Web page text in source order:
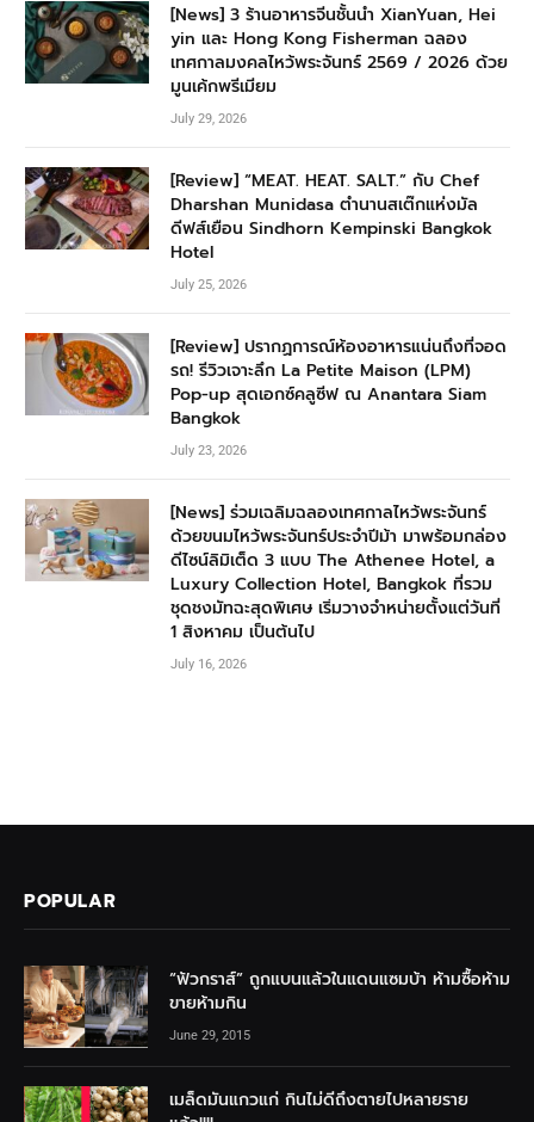
[News] 3 ร้านอาหารจีนชั้นนำ XianYuan, Hei
yin และ Hong Kong Fisherman ฉลอง
เทศกาลมงคลไหว้พระจันทร์ 2569 / 2026 ด้วย
มูนเค้กพรีเมียม
July 29, 2026
[Review] “MEAT. HEAT. SALT.” กับ Chef
Dharshan Munidasa ตำนานสเต๊กแห่งมัล
ดีฟส์เยือน Sindhorn Kempinski Bangkok
Hotel
July 25, 2026
[Review] ปรากฏการณ์ห้องอาหารแน่นถึงที่จอด
รถ! รีวิวเจาะลึก La Petite Maison (LPM)
Pop-up สุดเอกซ์คลูซีฟ ณ Anantara Siam
Bangkok
July 23, 2026
[News] ร่วมเฉลิมฉลองเทศกาลไหว้พระจันทร์
ด้วยขนมไหว้พระจันทร์ประจำปีม้า มาพร้อมกล่อง
ดีไซน์ลิมิเต็ด 3 แบบ The Athenee Hotel, a
Luxury Collection Hotel, Bangkok ที่รวม
ชุดชงมัทฉะสุดพิเศษ เริ่มวางจำหน่ายตั้งแต่วันที่
1 สิงหาคม เป็นต้นไป
July 16, 2026
POPULAR
“ฟัวกราส์” ถูกแบนแล้วในแดนแซมบ้า ห้ามซื้อห้าม
ขายห้ามกิน
June 29, 2015
เมล็ดมันแกวแก่ กินไม่ดีถึงตายไปหลายราย